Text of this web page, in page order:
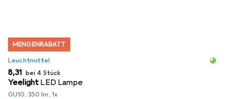
MENGENRABATT
Leuchtmittel
EUR
8,31 bei 4 Stück
Yeelight LED Lampe
GU10, 350 lm, 1x